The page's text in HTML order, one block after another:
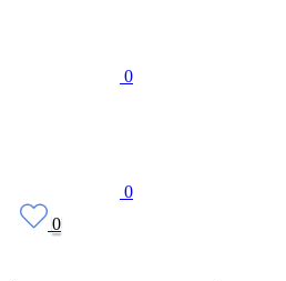
0
0
0